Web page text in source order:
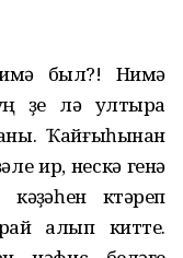
был?! Нимә
үҙе лә ултыра
Ҡайғыһынан
ир, нескә генә
күтәреп
алып китте.